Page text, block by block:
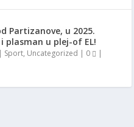
Partizanove, u 2025.
plasman u plej-of EL!
Sport, Uncategorized | 0 |